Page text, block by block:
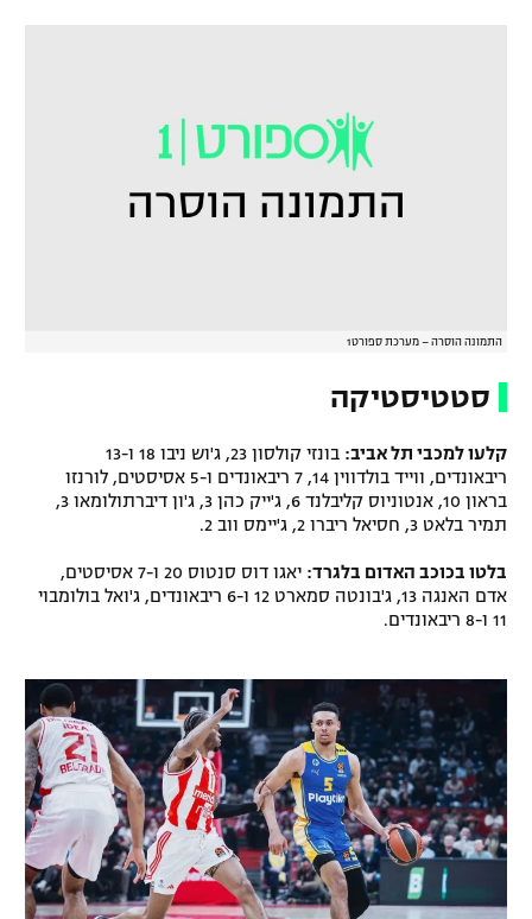
התמונה הוסרה – מערכת ספורט1
סטטיסטיקה
קלעו למכבי תל אביב:
בונזי קולסון 23, ג'וש ניבו 18 ו-13
ריבאונדים, ווייד בולדווין 14, 7 ריבאונדים ו-5 אסיסטים, לורנזו
בראון 10, אנטוניוס קליבלנד 6, ג'ייק כהן 3, ג'ון דיברתולומאו 3,
תמיר בלאט 3, חסיאל ריברו 2, ג'יימס ווב 2.
בלטו בכוכב האדום בלגרד:
יאגו דוס סנטוס 20 ו-7 אסיסטים,
אדם האנגה 13, ג'בונטה סמארט 12 ו-6 ריבאונדים, ג'ואל בולומבוי
11 ו-8 ריבאונדים.